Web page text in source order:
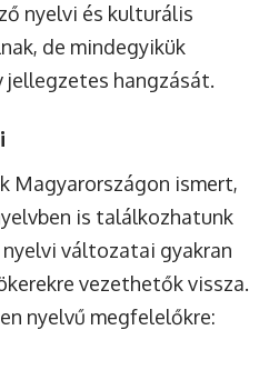
nyelvi és kulturális
de mindegyikük
jellegzetes hangzását.
Magyarországon ismert,
is találkozhatunk
változatai gyakran
vezethetők vissza.
nyelvű megfelelőkre: